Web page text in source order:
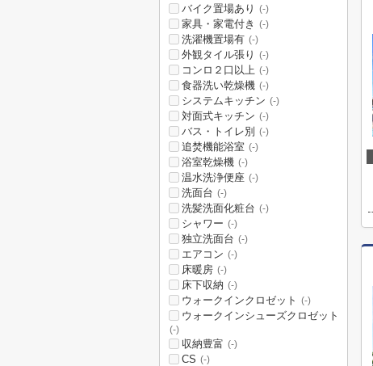
バイク置場あり (-)
家具・家電付き (-)
洗濯機置場有 (-)
外観タイル張り (-)
コンロ２口以上 (-)
食器洗い乾燥機 (-)
システムキッチン (-)
対面式キッチン (-)
バス・トイレ別 (-)
追焚機能浴室 (-)
浴室乾燥機 (-)
温水洗浄便座 (-)
洗面台 (-)
洗髪洗面化粧台 (-)
シャワー (-)
独立洗面台 (-)
エアコン (-)
床暖房 (-)
床下収納 (-)
ウォークインクロゼット (-)
ウォークインシューズクロゼット
(-)
収納豊富 (-)
CS (-)